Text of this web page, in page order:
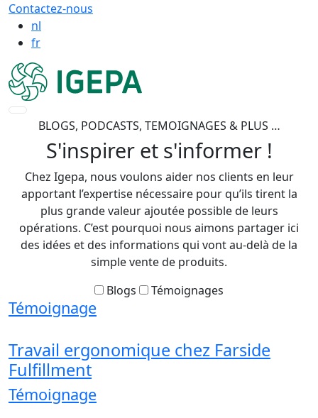
Contactez-nous
nl
fr
BLOGS, PODCASTS, TEMOIGNAGES & PLUS …
S'inspirer et s'informer !
Chez Igepa, nous voulons aider nos clients en leur
apportant l’expertise nécessaire pour qu’ils tirent la
plus grande valeur ajoutée possible de leurs
opérations. C’est pourquoi nous aimons partager ici
des idées et des informations qui vont au-delà de la
simple vente de produits.
Blogs
Témoignages
Témoignage
Travail ergonomique chez Farside
Fulfillment
Témoignage